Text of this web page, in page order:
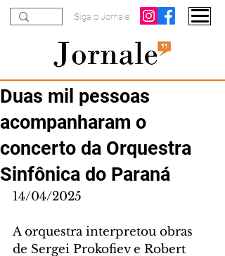
Siga o Jornale
Duas mil pessoas
acompanharam o
concerto da Orquestra
Sinfônica do Paraná
14/04/2025
A orquestra interpretou obras
de Sergei Prokofiev e Robert